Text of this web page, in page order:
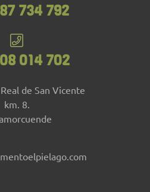
734 792
014 702
de San Vicente
km. 8.